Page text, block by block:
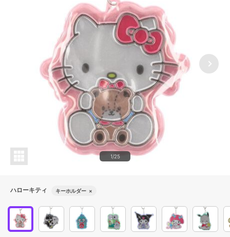
1/25
ハローキティ キーホルダー ×